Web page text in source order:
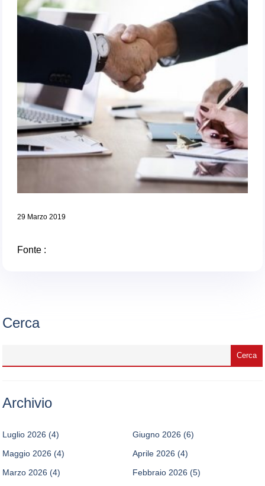
29 Marzo 2019
Fonte :
Cerca
Archivio
Luglio 2026 (4) Giugno 2026 (6)
Maggio 2026 (4) Aprile 2026 (4)
Marzo 2026 (4) Febbraio 2026 (5)